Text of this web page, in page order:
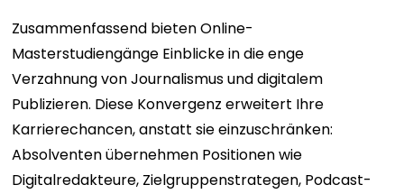
Zusammenfassend bieten Online-
Masterstudiengänge Einblicke in die enge
Verzahnung von Journalismus und digitalem
Publizieren. Diese Konvergenz erweitert Ihre
Karrierechancen, anstatt sie einzuschränken:
Absolventen übernehmen Positionen wie
Digitalredakteure, Zielgruppenstrategen, Podcast-